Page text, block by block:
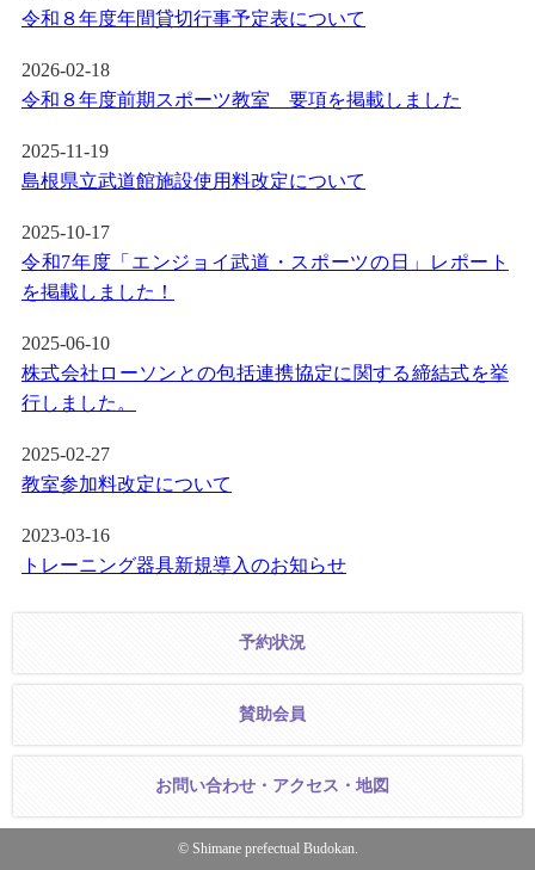
令和８年度年間貸切行事予定表について
2026-02-18
令和８年度前期スポーツ教室 要項を掲載しました
2025-11-19
島根県立武道館施設使用料改定について
2025-10-17
令和7年度「エンジョイ武道・スポーツの日」レポート
を掲載しました！
2025-06-10
株式会社ローソンとの包括連携協定に関する締結式を挙
行しました。
2025-02-27
教室参加料改定について
2023-03-16
トレーニング器具新規導入のお知らせ
予約状況
賛助会員
お問い合わせ・アクセス・地図
© Shimane prefectual Budokan.